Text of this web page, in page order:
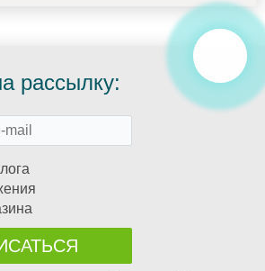
рассылку: